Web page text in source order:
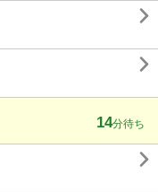


14分待ち
